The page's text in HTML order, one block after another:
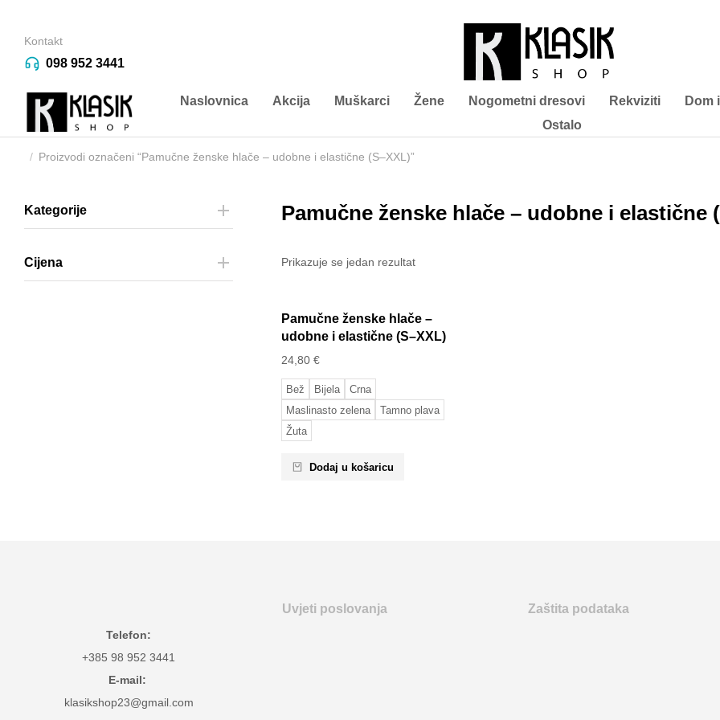
Kontakt
098 952 3441
Naslovnica Akcija Muškarci Žene Nogometni dresovi Rekviziti Dom
Ostalo
You are here:
Proizvodi označeni “Pamučne ženske hlače – udobne i elastične (S–XXL)”
Kategorije
Cijena
Pamučne ženske hlače – udobne i elastične
Prikazuje se jedan rezultat
Bež Bijela
Crna
Maslinasto zelena
Tamno plava
Žuta
Pamučne ženske hlače –
udobne i elastične (S–XXL)
24,80 €
Dodaj u košaricu
Telefon:
+385 98 952 3441
E-mail:
klasikshop23@gmail.com
Uvjeti poslovanja Zaštita podataka